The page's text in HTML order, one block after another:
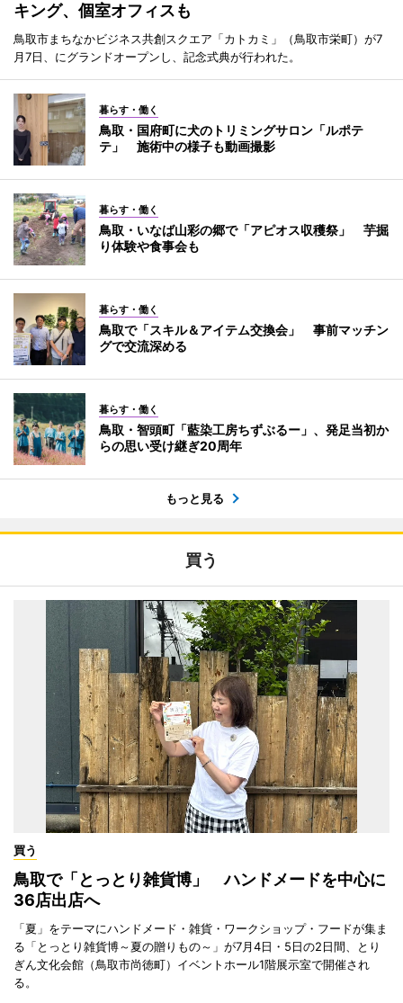
キング、個室オフィスも
鳥取市まちなかビジネス共創スクエア「カトカミ」（鳥取市栄町）が7
月7日、にグランドオープンし、記念式典が行われた。
暮らす・働く
鳥取・国府町に犬のトリミングサロン「ルポテ
テ」 施術中の様子も動画撮影
暮らす・働く
鳥取・いなば山彩の郷で「アピオス収穫祭」 芋掘
り体験や食事会も
暮らす・働く
鳥取で「スキル＆アイテム交換会」 事前マッチン
グで交流深める
暮らす・働く
鳥取・智頭町「藍染工房ちずぶるー」、発足当初か
らの思い受け継ぎ20周年
もっと見る
買う
買う
鳥取で「とっとり雑貨博」 ハンドメードを中心に
36店出店へ
「夏」をテーマにハンドメード・雑貨・ワークショップ・フードが集ま
る「とっとり雑貨博～夏の贈りもの～」が7月4日・5日の2日間、とり
ぎん文化会館（鳥取市尚徳町）イベントホール1階展示室で開催され
る。